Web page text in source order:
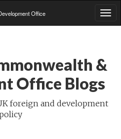
Office
&
Office Blogs
foreign and development